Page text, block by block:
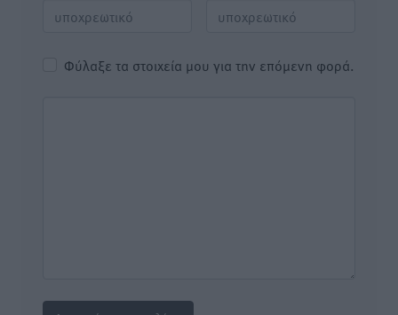
Φύλαξε τα στοιχεία μου για την επόμενη φορά.